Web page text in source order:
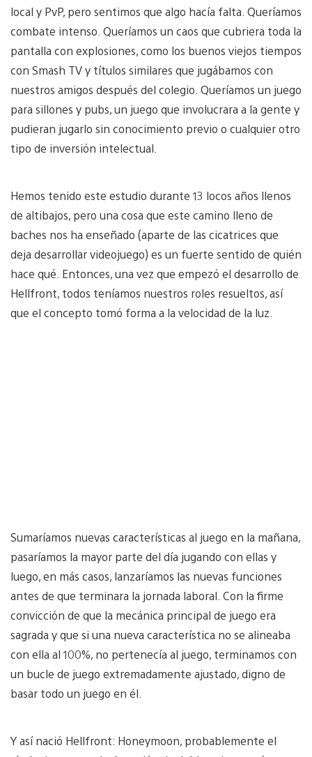
local y PvP, pero sentimos que algo hacía falta. Queríamos
combate intenso. Queríamos un caos que cubriera toda la
pantalla con explosiones, como los buenos viejos tiempos
con Smash TV y títulos similares que jugábamos con
nuestros amigos después del colegio. Queríamos un juego
para sillones y pubs, un juego que involucrara a la gente y
pudieran jugarlo sin conocimiento previo o cualquier otro
tipo de inversión intelectual.
Hemos tenido este estudio durante 13 locos años llenos
de altibajos, pero una cosa que este camino lleno de
baches nos ha enseñado (aparte de las cicatrices que
deja desarrollar videojuego) es un fuerte sentido de quién
hace qué. Entonces, una vez que empezó el desarrollo de
Hellfront, todos teníamos nuestros roles resueltos, así
que el concepto tomó forma a la velocidad de la luz.
Sumaríamos nuevas características al juego en la mañana,
pasaríamos la mayor parte del día jugando con ellas y
luego, en más casos, lanzaríamos las nuevas funciones
antes de que terminara la jornada laboral. Con la firme
convicción de que la mecánica principal de juego era
sagrada y que si una nueva característica no se alineaba
con ella al 100%, no pertenecía al juego, terminamos con
un bucle de juego extremadamente ajustado, digno de
basar todo un juego en él.
Y así nació Hellfront: Honeymoon, probablemente el